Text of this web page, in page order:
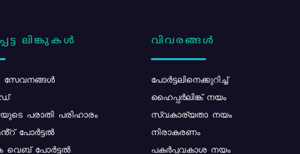
ലിങ്കുകൾ
പരാതി പരിഹാരം
പോർട്ടൽ
വെബ് പോർട്ടൽ
വിവരങ്ങൾ
പോര്‍ട്ടലിനെക്കുറിച്ച്
ഹൈപ്പർലിങ്ക് നയം
സ്വകാര്യതാ നയം
നിരാകരണം
പകർപ്പവകാശ നയം